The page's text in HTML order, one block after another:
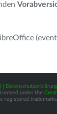
under the
registered